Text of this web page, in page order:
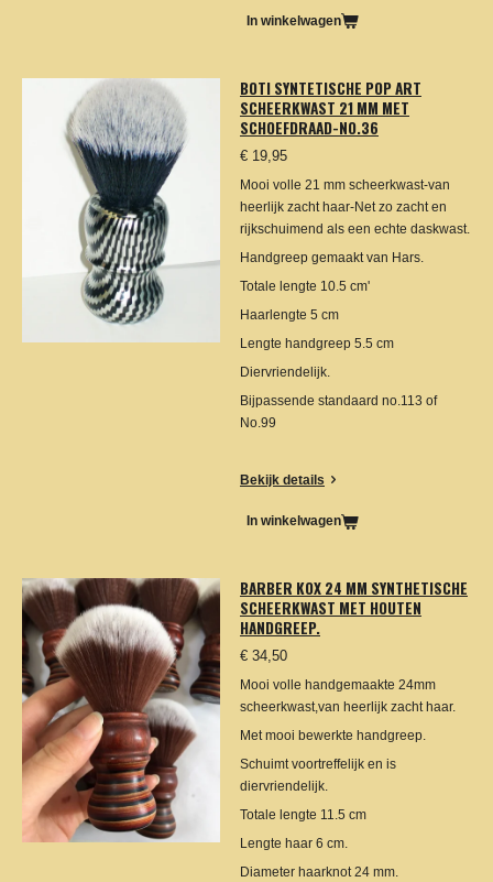
In winkelwagen
BOTI SYNTETISCHE POP ART
SCHEERKWAST 21 MM MET
SCHOEFDRAAD-NO.36
€ 19,95
Mooi volle 21 mm scheerkwast-van
heerlijk zacht haar-Net zo zacht en
rijkschuimend als een echte daskwast.
Handgreep gemaakt van Hars.
Totale lengte 10.5 cm'
Haarlengte 5 cm
Lengte handgreep 5.5 cm
Diervriendelijk.
Bijpassende standaard no.113 of
No.99
Bekijk details
In winkelwagen
BARBER KOX 24 MM SYNTHETISCHE
SCHEERKWAST MET HOUTEN
HANDGREEP.
€ 34,50
Mooi volle handgemaakte 24mm
scheerkwast,van heerlijk zacht haar.
Met mooi bewerkte handgreep.
Schuimt voortreffelijk en is
diervriendelijk.
Totale lengte 11.5 cm
Lengte haar 6 cm.
Diameter haarknot 24 mm.